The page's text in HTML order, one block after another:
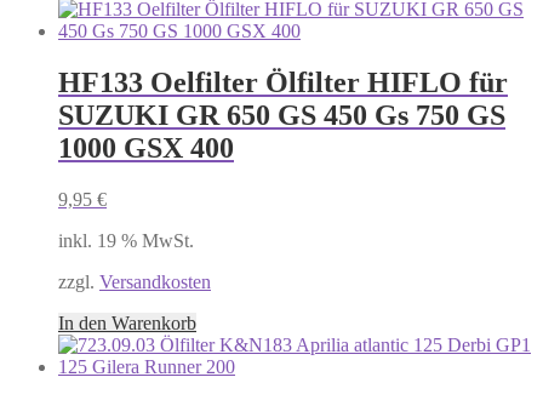
HF133 Oelfilter Ölfilter HIFLO für
SUZUKI GR 650 GS 450 Gs 750 GS
1000 GSX 400
9,95 €
inkl. 19 % MwSt.
zzgl. Versandkosten
In den Warenkorb